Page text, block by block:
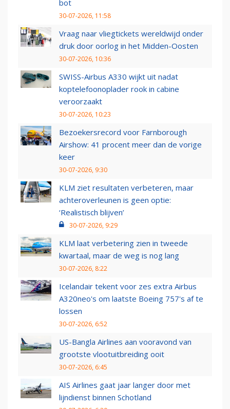
bot
30-07-2026, 11:58
Vraag naar vliegtickets wereldwijd onder
druk door oorlog in het Midden-Oosten
30-07-2026, 10:36
SWISS-Airbus A330 wijkt uit nadat
koptelefoonoplader rook in cabine
veroorzaakt
30-07-2026, 10:23
Bezoekersrecord voor Farnborough
Airshow: 41 procent meer dan de vorige
keer
30-07-2026, 9:30
KLM ziet resultaten verbeteren, maar
achteroverleunen is geen optie:
‘Realistisch blijven’
30-07-2026, 9:29
KLM laat verbetering zien in tweede
kwartaal, maar de weg is nog lang
30-07-2026, 8:22
Icelandair tekent voor zes extra Airbus
A320neo's om laatste Boeing 757's af te
lossen
30-07-2026, 6:52
US-Bangla Airlines aan vooravond van
grootste vlootuitbreiding ooit
30-07-2026, 6:45
AIS Airlines gaat jaar langer door met
lijndienst binnen Schotland